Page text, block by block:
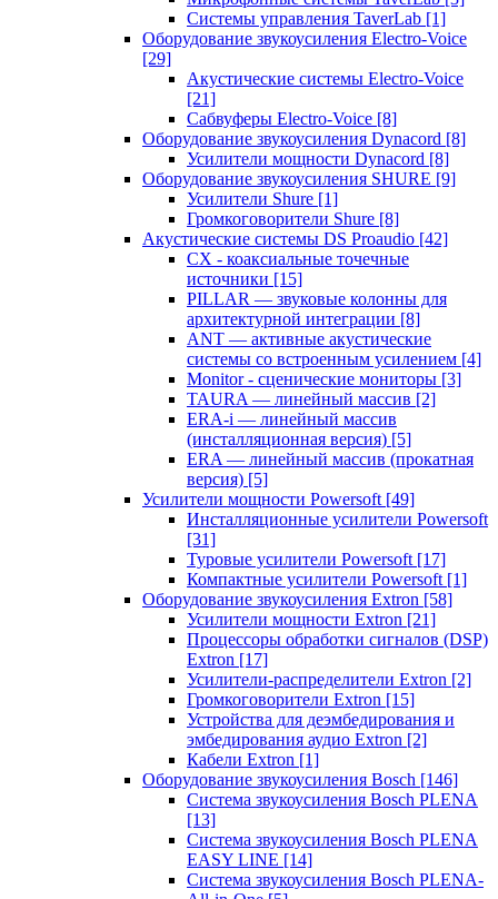
Системы управления TaverLab [1]
Оборудование звукоусиления Electro-Voice
[29]
Акустические системы Electro-Voice
[21]
Сабвуферы Electro-Voice [8]
Оборудование звукоусиления Dynacord [8]
Усилители мощности Dynacord [8]
Оборудование звукоусиления SHURE [9]
Усилители Shure [1]
Громкоговорители Shure [8]
Акустические системы DS Proaudio [42]
CX - коаксиальные точечные
источники [15]
PILLAR — звуковые колонны для
архитектурной интеграции [8]
ANT — активные акустические
системы со встроенным усилением [4]
Monitor - сценические мониторы [3]
TAURA — линейный массив [2]
ERA-i — линейный массив
(инсталляционная версия) [5]
ERA — линейный массив (прокатная
версия) [5]
Усилители мощности Powersoft [49]
Инсталляционные усилители Powersoft
[31]
Туровые усилители Powersoft [17]
Компактные усилители Powersoft [1]
Оборудование звукоусиления Extron [58]
Усилители мощности Extron [21]
Процессоры обработки сигналов (DSP)
Extron [17]
Усилители-распределители Extron [2]
Громкоговорители Extron [15]
Устройства для деэмбедирования и
эмбедирования аудио Extron [2]
Кабели Extron [1]
Оборудование звукоусиления Bosch [146]
Система звукоусиления Bosch PLENA
[13]
Система звукоусиления Bosch PLENA
EASY LINE [14]
Система звукоусиления Bosch PLENA-